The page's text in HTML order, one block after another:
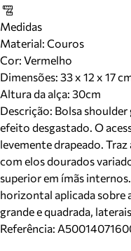
Medidas
Material: Couros
Cor: Vermelho
Dimensões: 33 x 12 x 17
Altura da alça: 30cm
Descrição: Bolsa
efeito desgastado. O
levemente drapeado.
com elos dourados
superior em ímãs
horizontal aplicada sobre
grande e quadrada,
Referência: